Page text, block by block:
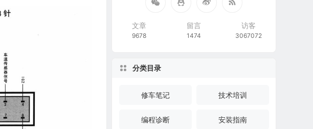
文章
9678
留言
1474
访客
3067072
分类目录
修车笔记 技术培训
编程诊断 安装指南